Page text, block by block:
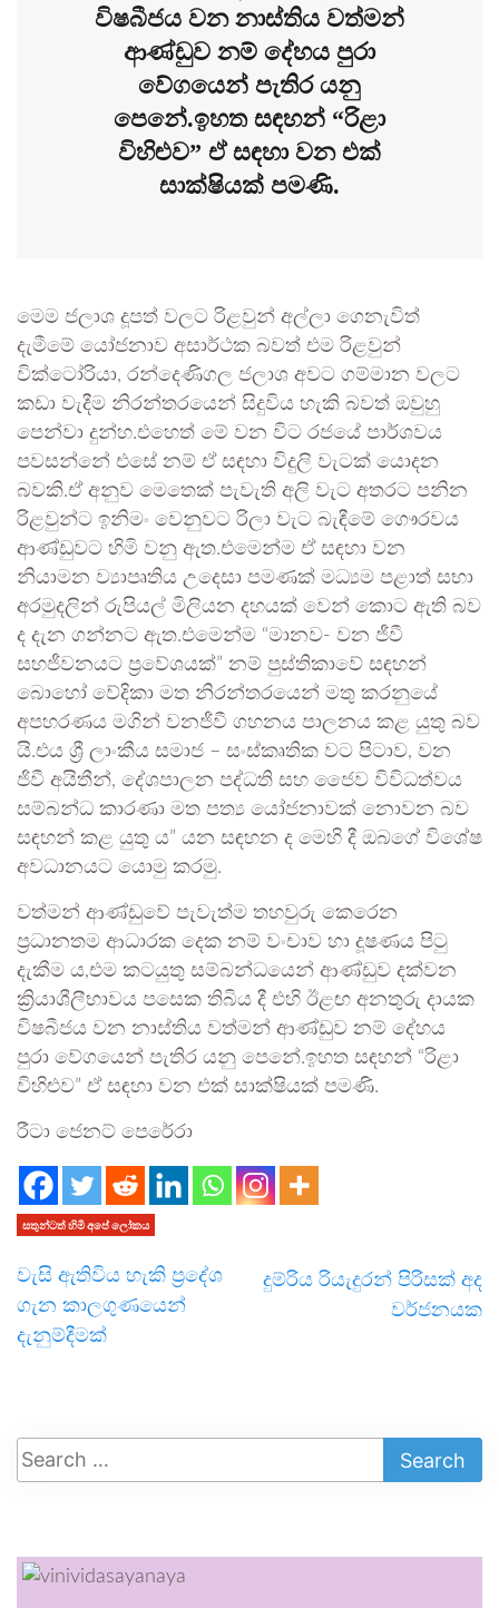
විෂබීජය වන නාස්තිය වත්මන්
ආණ්ඩුව නම් දේහය පුරා
වේගයෙන් පැතිර යනු
පෙනේ.ඉහත සඳහන් “රිළා
විහිළුව” ඒ සඳහා වන එක්
සාක්ෂියක් පමණි.
මෙම ජලාශ දූපත් වලට රිළවුන් අල්ලා ගෙනැවිත්
දැමීමේ යෝජනාව අසාර්ථක බවත් එම රිළවුන්
වික්ටෝරියා, රන්දෙණිගල ජලාශ අවට ගම්මාන වලට
කඩා වැදීම නිරන්තරයෙන් සිදුවිය හැකි බවත් ඔවුහු
පෙන්වා දුන්හ.එහෙත් මේ වන විට රජයේ පාර්ශවය
පවසන්නේ එසේ නම් ඒ සඳහා විදුලි වැටක් යොදන
බවකි.ඒ අනුව මෙතෙක් පැවැති අලි වැට අතරට පනින
රිළවුන්ට ඉනිමං වෙනුවට රිලා වැට බැඳීමේ ගෞරවය
ආණ්ඩුවට හිමි වනු ඇත.එමෙන්ම ඒ සඳහා වන
නියාමන ව්‍යාපෘතිය උදෙසා පමණක් මධ්‍යම පළාත් සභා
අරමුදලින් රුපියල් මිලියන දහයක් වෙන් කොට ඇති බව
ද දැන ගන්නට ඇත.එමෙන්ම “මානව- වන ජීවී
සහජීවනයට ප්‍රවේශයක්” නම් පුස්තිකාවේ සඳහන්
බොහෝ වේදිකා මත නිරන්තරයෙන් මතු කරනුයේ
අපහරණය මගින් වනජීවී ගහනය පාලනය කළ යුතු බව
යි.එය ශ්‍රී ලාංකීය සමාජ – සංස්කෘතික වට පිටාව, වන
ජිවී අයිතීන්, දේශපාලන පද්ධති සහ ජෛව විවිධත්වය
සම්බන්ධ කාරණා මත පත්‍ය යෝජනාවක් නොවන බව
සඳහන් කළ යුතු ය” යන සඳහන ද මෙහි දී ඔබගේ විශේෂ
අවධානයට යොමු කරමු.
වත්මන් ආණ්ඩුවේ පැවැත්ම තහවුරු කෙරෙන
ප්‍රධානතම ආධාරක දෙක නම් වංචාව හා දූෂණය පිටු
දැකීම ය,එම කටයුතු සම්බන්ධයෙන් ආණ්ඩුව දක්වන
ක්‍රියාශීලීභාවය පසෙක තිබිය දී එහි ඊළඟ අනතුරු දායක
විෂබීජය වන නාස්තිය වත්මන් ආණ්ඩුව නම් දේහය
පුරා වේගයෙන් පැතිර යනු පෙනේ.ඉහත සඳහන් “රිළා
විහිළුව” ඒ සඳහා වන එක් සාක්ෂියක් පමණි.
රීටා ජෙනට් පෙරේරා
සතුන්ටත් හිමි අපේ ලෝකය
වැසි ඇතිවිය හැකි ප්‍රදේශ
ගැන කාලගුණයෙන්
දැනුම්දීමක්
දුම්රිය රියැදුරන් පිරිසක් අද
වර්ජනයක